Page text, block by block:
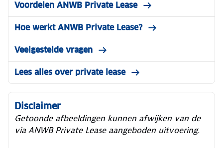
Voordelen ANWB Private Lease
Hoe werkt ANWB Private Lease?
Veelgestelde vragen
Lees alles over private lease
Disclaimer
Getoonde afbeeldingen kunnen afwijken van de
via ANWB Private Lease aangeboden uitvoering.